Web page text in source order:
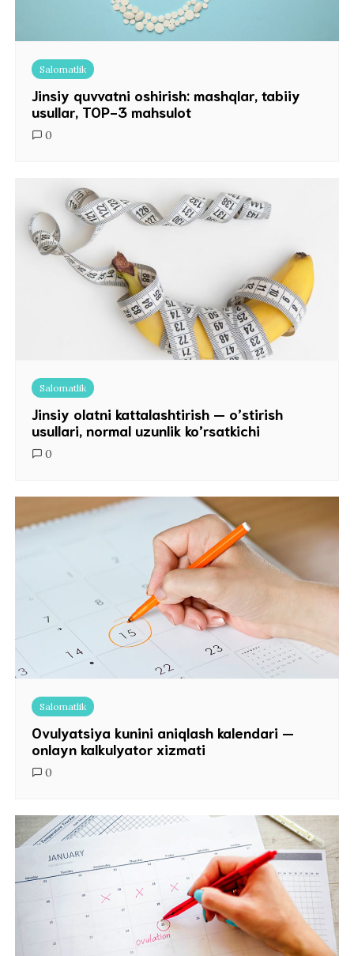
Salomatlik
Jinsiy quvvatni oshirish: mashqlar, tabiiy
usullar, TOP-3 mahsulot
0
Salomatlik
Jinsiy olatni kattalashtirish — o’stirish
usullari, normal uzunlik ko’rsatkichi
0
Salomatlik
Ovulyatsiya kunini aniqlash kalendari —
onlayn kalkulyator xizmati
0